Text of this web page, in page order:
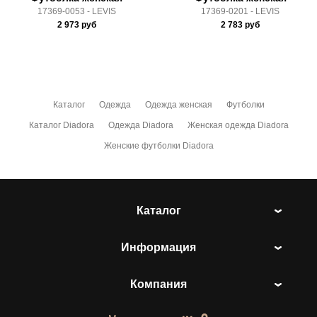
17369-0053 - LEVIS
2 973руб
17369-0201 - LEVIS
2 783 руб
Каталог Одежда Одежда женская Футболки
Каталог Diadora Одежда Diadora Женская одежда Diadora
Женские футболки Diadora
Каталог
Информация
Компания